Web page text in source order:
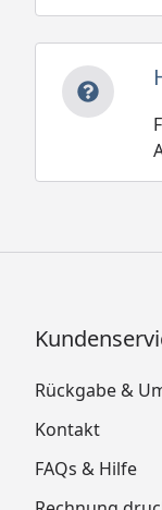
Rückgabe &
Kontakt
FAQs & Hilfe